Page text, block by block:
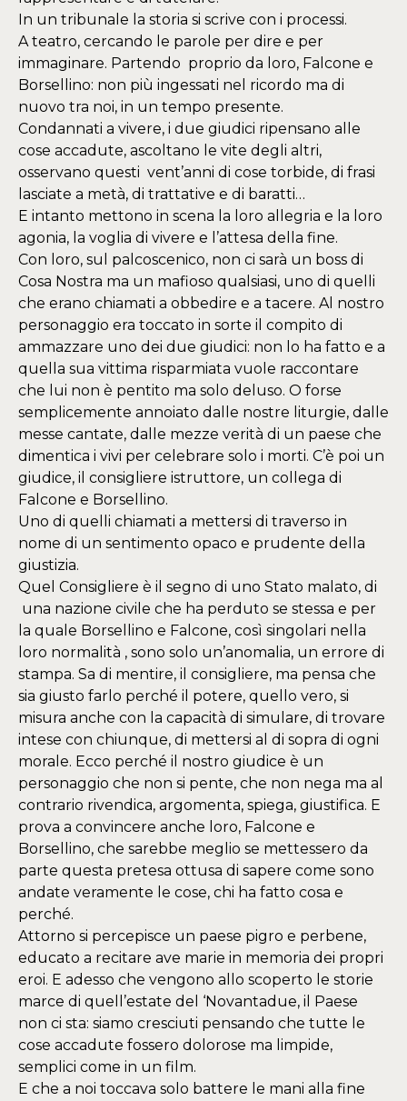
In un tribunale la storia si scrive con i processi.
A teatro, cercando le parole per dire e per
immaginare. Partendo proprio da loro, Falcone e
Borsellino: non più ingessati nel ricordo ma di
nuovo tra noi, in un tempo presente.
Condannati a vivere, i due giudici ripensano alle
cose accadute, ascoltano le vite degli altri,
osservano questi vent’anni di cose torbide, di frasi
lasciate a metà, di trattative e di baratti…
E intanto mettono in scena la loro allegria e la loro
agonia, la voglia di vivere e l’attesa della fine.
Con loro, sul palcoscenico, non ci sarà un boss di
Cosa Nostra ma un mafioso qualsiasi, uno di quelli
che erano chiamati a obbedire e a tacere. Al nostro
personaggio era toccato in sorte il compito di
ammazzare uno dei due giudici: non lo ha fatto e a
quella sua vittima risparmiata vuole raccontare
che lui non è pentito ma solo deluso. O forse
semplicemente annoiato dalle nostre liturgie, dalle
messe cantate, dalle mezze verità di un paese che
dimentica i vivi per celebrare solo i morti. C’è poi un
giudice, il consigliere istruttore, un collega di
Falcone e Borsellino.
Uno di quelli chiamati a mettersi di traverso in
nome di un sentimento opaco e prudente della
giustizia.
Quel Consigliere è il segno di uno Stato malato, di
una nazione civile che ha perduto se stessa e per
la quale Borsellino e Falcone, così singolari nella
loro normalità , sono solo un’anomalia, un errore di
stampa. Sa di mentire, il consigliere, ma pensa che
sia giusto farlo perché il potere, quello vero, si
misura anche con la capacità di simulare, di trovare
intese con chiunque, di mettersi al di sopra di ogni
morale. Ecco perché il nostro giudice è un
personaggio che non si pente, che non nega ma al
contrario rivendica, argomenta, spiega, giustifica. E
prova a convincere anche loro, Falcone e
Borsellino, che sarebbe meglio se mettessero da
parte questa pretesa ottusa di sapere come sono
andate veramente le cose, chi ha fatto cosa e
perché.
Attorno si percepisce un paese pigro e perbene,
educato a recitare ave marie in memoria dei propri
eroi. E adesso che vengono allo scoperto le storie
marce di quell’estate del ‘Novantadue, il Paese
non ci sta: siamo cresciuti pensando che tutte le
cose accadute fossero dolorose ma limpide,
semplici come in un film.
E che a noi toccava solo battere le mani alla fine